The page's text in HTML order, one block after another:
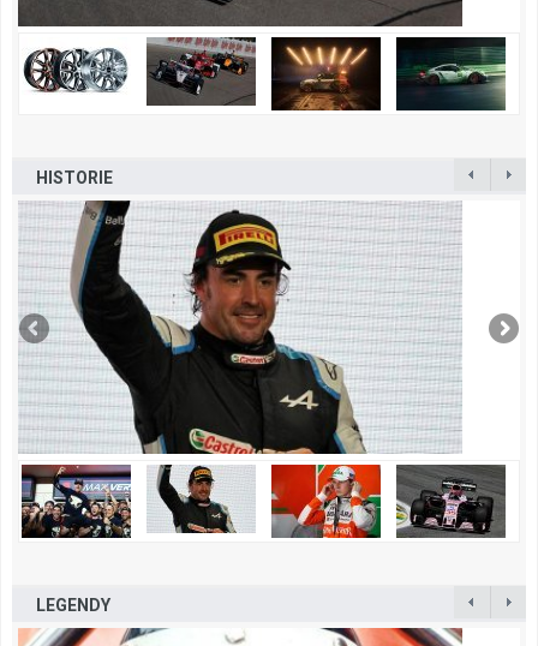
HISTORIE
LEGENDY